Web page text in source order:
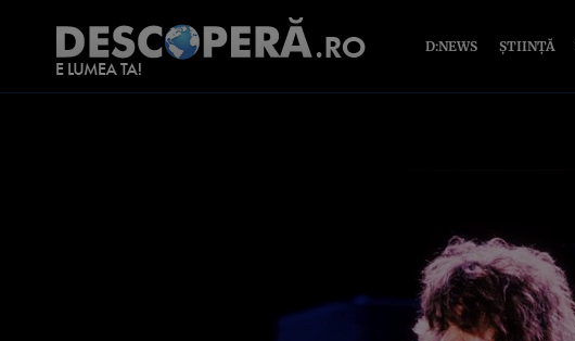
D:NEWS ȘTIINȚĂ